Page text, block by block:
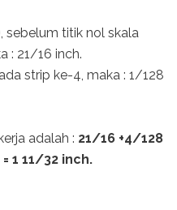
sebelum titik nol skala
: 21/16 inch.
strip ke-4, maka : 1/128
adalah : 21/16 +4/128
1 11/32 inch.